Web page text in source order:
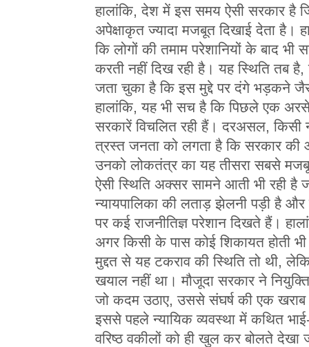
हालांकि, देश में इस समय ऐसी सरकार है
अपेक्षाकृत ज्यादा मजबूत दिखाई देता है।
कि लोगों की तमाम परेशानियों के बाद भी
करती नहीं दिख रही है। यह स्थिति तब
जता चुका है कि इस मुद्दे पर दंगे भड़कने
हालांकि, यह भी सच है कि पिछले एक
सरकारें विचलित रही हैं। दरअसल,
त्रस्त जनता को लगता है कि सरकार की
उनको लोकतंत्र का यह तीसरा सबसे
ऐसी स्थिति अक्सर सामने आती भी रही
न्यायपालिका की लताड़ झेलनी पड़ी है
पर कई राजनीतिज्ञ परेशान दिखते हैं।
अगर किसी के पास कोई शिकायत होती
मुद्दत से यह टकराव की स्थिति तो थी,
खयाल नहीं था। मौजूदा सरकार ने
जो कदम उठाए, उससे संघर्ष की एक खराब
इससे पहले न्यायिक व्यवस्था में कथित
वरिष्ठ वकीलों को ही खुल कर बोलते